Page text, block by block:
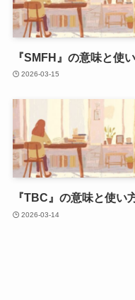
『SMFH』の意味と使
2026-03-15
『TBC』の意味と使い
2026-03-14